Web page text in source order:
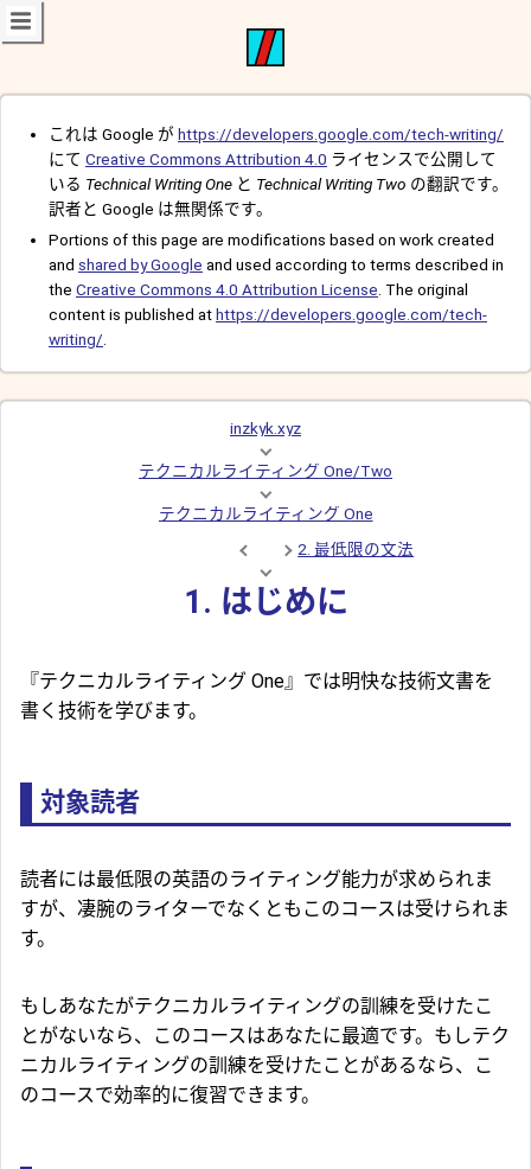
これは Google が https://developers.google.com/tech-writing/
にて Creative Commons Attribution 4.0 ライセンスで公開して
いる Technical Writing One と Technical Writing Two の翻訳です。
訳者と Google は無関係です。
Portions of this page are modifications based on work created
and shared by Google and used according to terms described in
the Creative Commons 4.0 Attribution License . The original
content is published athttps://developers.google.com/tech-
writing/
inzkyk.xyz
テクニカルライティング One/Two
テクニカルライティング One
2. 最低限の文法
1. はじめに
『テクニカルライティング One』では明快な技術文書を
書く技術を学びます。
対象読者
読者には最低限の英語のライティング能力が求められま
すが、凄腕のライターでなくともこのコースは受けられま
す。
もしあなたがテクニカルライティングの訓練を受けたこ
とがないなら、このコースはあなたに最適です。もしテク
ニカルライティングの訓練を受けたことがあるなら、こ
のコースで効率的に復習できます。